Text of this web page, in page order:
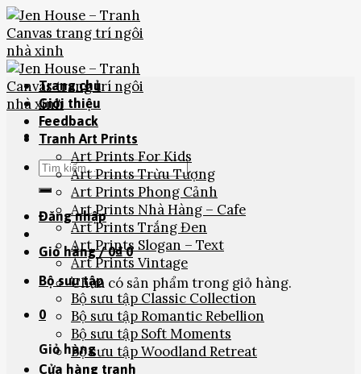
Skip
to
content
Tìm
kiếm:
Đăng nhập
Giỏ hàng /0₫ 0
Chưa có sản phẩm trong giỏ hàng.
0
Giỏ hàng
Trang chủ
Giới thiệu
Feedback
Tranh Art Prints
Art Prints For Kids
Art Prints Trừu Tượng
Art Prints Phong Cảnh
Art Prints Nhà Hàng – Cafe
Art Prints Trắng Đen
Art Prints Slogan – Text
Art Prints Vintage
Bộ sưu tập
Bộ sưu tập Classic Collection
Bộ sưu tập Romantic Rebellion
Bộ sưu tập Soft Moments
Bộ sưu tập Woodland Retreat
Cửa hàng tranh